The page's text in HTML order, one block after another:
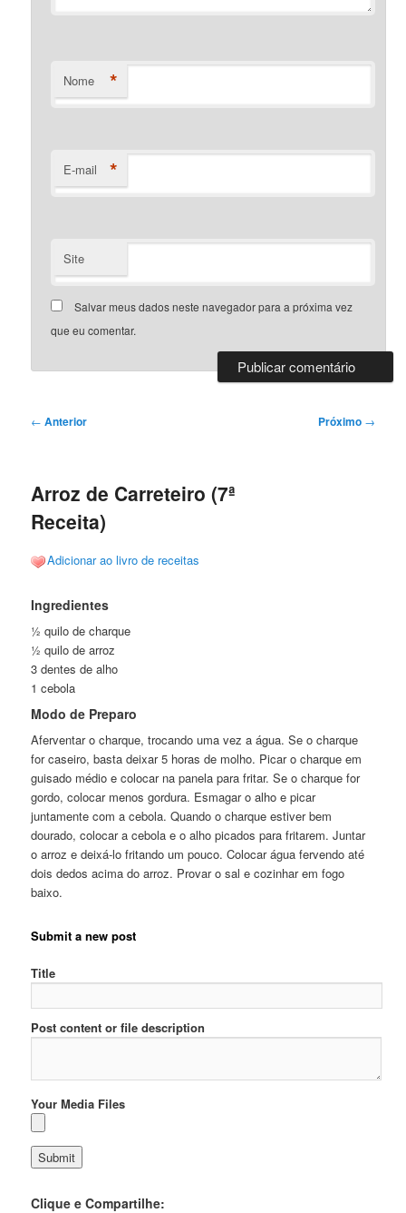
Nome *
E-mail *
Site
Salvar meus dados neste navegador para a próxima vez
que eu comentar.
Navegação
← Anterior Próximo →
Arroz de Carreteiro (7ª
Receita)
Adicionar ao livro de receitas
Ingredientes
½ quilo de charque
½ quilo de arroz
3 dentes de alho
1 cebola
Modo de Preparo
Aferventar o charque, trocando uma vez a água. Se o charque
for caseiro, basta deixar 5 horas de molho. Picar o charque em
guisado médio e colocar na panela para fritar. Se o charque for
gordo, colocar menos gordura. Esmagar o alho e picar
juntamente com a cebola. Quando o charque estiver bem
dourado, colocar a cebola e o alho picados para fritarem. Juntar
o arroz e deixá-lo fritando um pouco. Colocar água fervendo até
dois dedos acima do arroz. Provar o sal e cozinhar em fogo
baixo.
Submit a new post
Title
Post content or file description
Your Media Files
Clique e Compartilhe: